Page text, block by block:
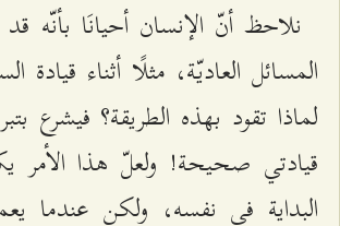
نلاحظ أنّ الإنسان أحيانَا
المسائل العاديّة، مثلًا أثناء قيادة
لماذا تقود بهذه الطريقة؟ فيشرع
قيادتي صحيحة! ولعلّ هذا الأمر
البداية في نفسه، ولكن عندما